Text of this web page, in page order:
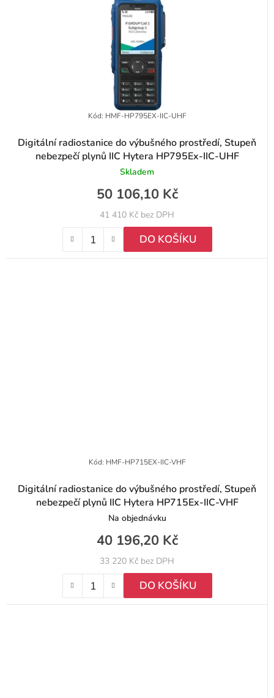
Digitální radiostanice do výbušného prostředí, Stupeň
nebezpečí plynů IIC Hytera HP795Ex-IIC-UHF
Skladem
41 410 Kč bez DPH
50 106,10 Kč
DO KOŠÍKU
Kód: HMF-HP795EX-IIC-UHF
Digitální radiostanice do výbušného prostředí, Stupeň
nebezpečí plynů IIC Hytera HP715Ex-IIC-VHF
Na objednávku
33 220 Kč bez DPH
40 196,20 Kč
DO KOŠÍKU
Kód: HMF-HP715EX-IIC-VHF